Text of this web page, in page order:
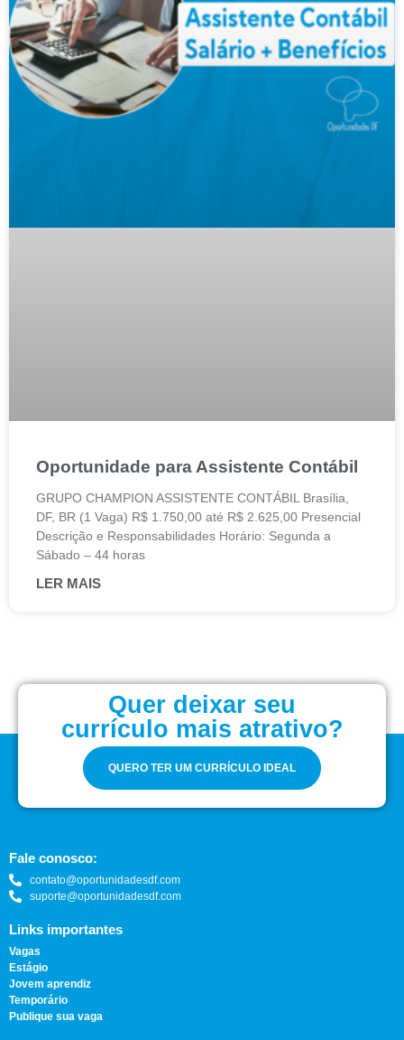
Oportunidade para Assistente Contábil
GRUPO CHAMPION ASSISTENTE CONTÁBIL Brasília,
DF, BR (1 Vaga) R$ 1.750,00 até R$ 2.625,00 Presencial
Descrição e Responsabilidades Horário: Segunda a
Sábado – 44 horas
LER MAIS
Quer deixar seu
currículo mais atrativo?
QUERO TER UM CURRÍCULO IDEAL
Fale conosco:
contato@oportunidadesdf.com
suporte@oportunidadesdf.com
Links importantes
Vagas
Estágio
Jovem aprendiz
Temporário
Publique sua vaga